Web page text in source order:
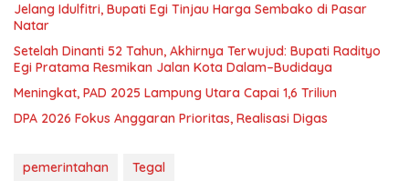
Jelang Idulfitri, Bupati Egi Tinjau Harga Sembako di Pasar
Natar
Setelah Dinanti 52 Tahun, Akhirnya Terwujud: Bupati Radityo
Egi Pratama Resmikan Jalan Kota Dalam–Budidaya
Meningkat, PAD 2025 Lampung Utara Capai 1,6 Triliun
DPA 2026 Fokus Anggaran Prioritas, Realisasi Digas
pemerintahan Tegal